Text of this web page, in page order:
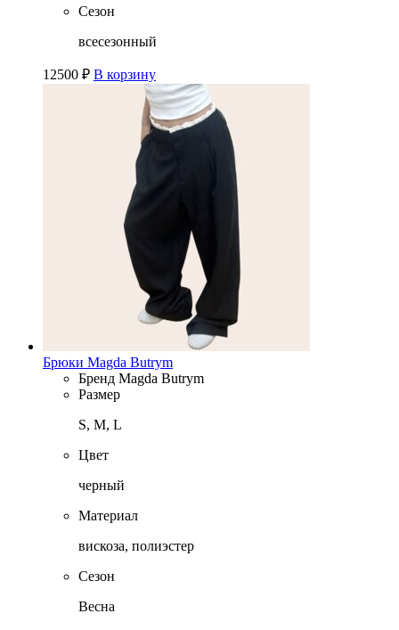
Сезон
всесезонный
12500 ₽ В корзину
Брюки Magda Butrym
Бренд Magda Butrym
Размер
S, M, L
Цвет
черный
Материал
вискоза, полиэстер
Сезон
Весна